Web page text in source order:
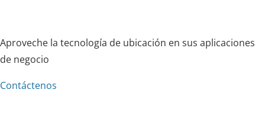
Aproveche la tecnología de ubicación en sus aplicaciones
de negocio
Contáctenos